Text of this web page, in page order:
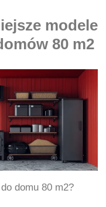
modele
80 m2
domu 80 m2?